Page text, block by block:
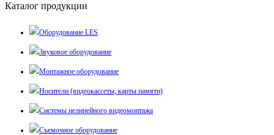
Каталог продукции
Оборудование LES
Звуковое оборудование
Монтажное оборудование
Носители (видеокассеты, карты памяти)
Системы нелинейного видеомонтажа
Съемочное оборудование